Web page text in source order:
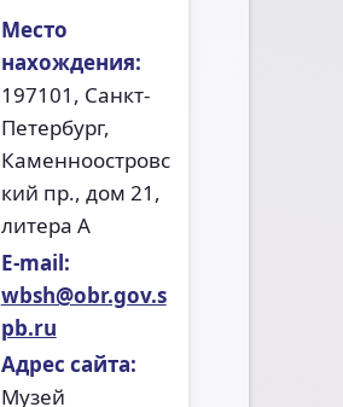
Место
нахождения:
197101, Санкт-
Петербург,
Каменноостровс
кий пр., дом 21,
литера А
Е-mail:
wbsh@obr.gov.s
pb.ru
Адрес сайта:
Музей